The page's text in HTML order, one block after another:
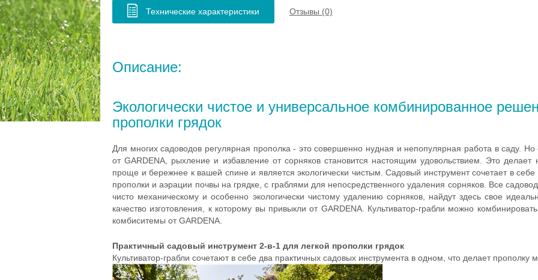
Технические характеристики Отзывы (0)
Описание:
Экологически чистое и универсальное комбинированное
прополки грядок
Для многих садоводов регулярная прополка - это совершенно нудная и непопулярная работа в саду.
от GARDENA, рыхление и избавление от сорняков становится настоящим удовольствием. Это
проще и бережнее к вашей спине и является экологически чистым. Садовый инструмент сочетает в себе
прополки и аэрации почвы на грядке, с граблями для непосредственного удаления сорняков. Все
чисто механическому и особенно экологически чистому удалению сорняков, найдут здесь свое
качество изготовления, к которому вы привыкли от GARDENA. Культиватор-грабли можно
комбиситемы от GARDENA.
Практичный садовый инструмент 2-в-1 для легкой прополки грядок
Культиватор-грабли сочетают в себе два практичных садовых инструмента в одном, что делает прополку